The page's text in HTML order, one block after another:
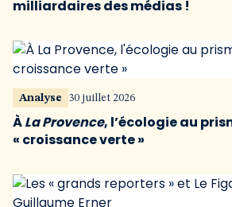
milliardaires des médias !
Analyse 30 juillet 2026
ÀLa Provence, l’écologie au
« croissance verte »